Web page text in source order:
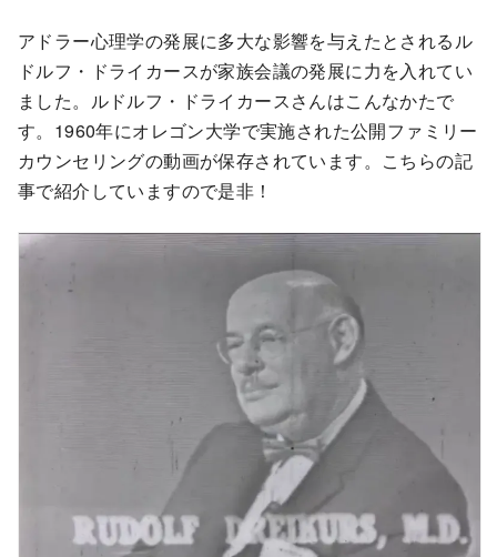
アドラー心理学の発展に多大な影響を与えたとされるル
ドルフ・ドライカースが家族会議の発展に力を入れてい
ました。ルドルフ・ドライカースさんはこんなかたで
す。1960年にオレゴン大学で実施された公開ファミリー
カウンセリングの動画が保存されています。こちらの記
事で紹介していますので是非！